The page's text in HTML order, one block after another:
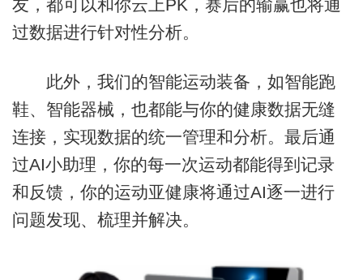
友，都可以和你云上PK，赛后的输赢也将通
过数据进行针对性分析。
此外，我们的智能运动装备，如智能跑
鞋、智能器械，也都能与你的健康数据无缝
连接，实现数据的统一管理和分析。最后通
过AI小助理，你的每一次运动都能得到记录
和反馈，你的运动亚健康将通过AI逐一进行
问题发现、梳理并解决。